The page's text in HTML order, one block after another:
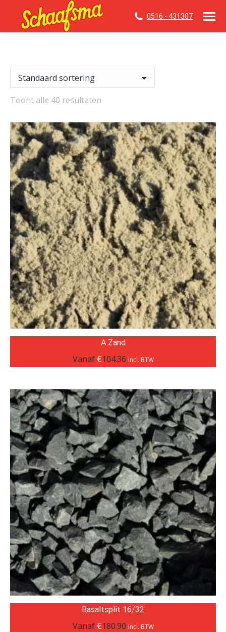
0516 - 431307
Toont alle 40 resultaten
A Zand
Vanaf €104.36 incl. BTW
Basaltsplit 16/32
Vanaf €180.90 incl. BTW